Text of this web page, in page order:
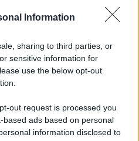
Information
sharing to third parties, or
sensitive information for
use the below opt-out
out request is processed you
ads based on personal
information disclosed to